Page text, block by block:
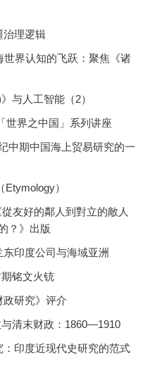
治理逻辑
界认知的飞跃：聚焦《诸
与人工智能（2）
世界之中国」系列讲座
期中国海上贸易研究的一
）
友好的鄰人到對立的敵人
？》出版
东印度公司与海域亚洲
铭文火铳
政研究》评介
清末财政：1860—1910
印度近现代史研究的范式